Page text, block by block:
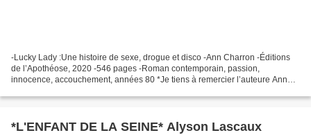
-Lucky Lady :Une histoire de sexe, drogue et disco -Ann Charron -Éditions
de l’Apothéose, 2020 -546 pages -Roman contemporain, passion,
innocence, accouchement, années 80 *Je tiens à remercier l’auteure Ann
*L'ENFANT DE LA SEINE* Alyson Lascaux